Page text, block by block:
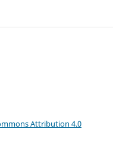
Attribution 4.0